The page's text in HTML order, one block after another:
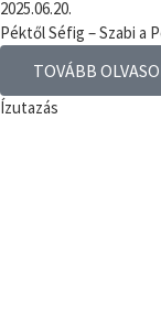
2025.06.20.
Péktől Séfig – Szabi a
TOVÁBB
Ízutazás